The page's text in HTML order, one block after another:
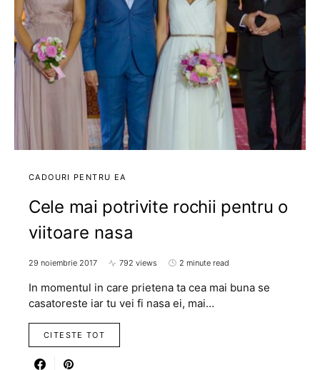
CADOURI PENTRU EA
Cele mai potrivite rochii pentru o
viitoare nasa
29 noiembrie 2017 792 views 2 minute read
In momentul in care prietena ta cea mai buna se
casatoreste iar tu vei fi nasa ei, mai…
CITESTE TOT